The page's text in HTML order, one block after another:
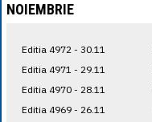
NOIEMBRIE
Editia 4972 - 30.11
Editia 4971 - 29.11
Editia 4970 - 28.11
Editia 4969 - 26.11